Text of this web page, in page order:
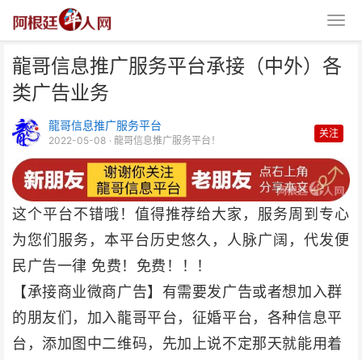
龍哥信息推广服务平台承接（中外）各
类广告业务
龍哥信息推广服务平台
2022-05-08 · 龍哥信息推广服务平台！
关注
这个平台不错哦！值得推荐给大家，服务周到专心
为您们服务，本平台历史悠久，人脉广阔，代发便
民广告一律 免费！免费！！！
【承接商业微商广告】有需要发广告或者想加入群
的朋友们，加入龍哥平台，征婚平台，各种信息平
台，添加图中二维码，先加上说不定那天就能用着
龍哥信息推广服务平台承接（中
外）各类广告业务